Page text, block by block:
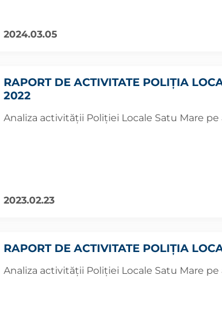
2024.03.05
RAPORT DE ACTIVITATE POLIȚIA
2022
Analiza activității Poliției Locale Satu Mare pe
2023.02.23
RAPORT DE ACTIVITATE POLIȚIA
Analiza activității Poliției Locale Satu Mare pe